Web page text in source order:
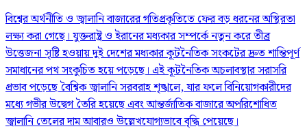
বিশ্বের অর্থনীতি ও জ্বালানি বাজারের গতিপ্রকৃতিতে ফের বড় ধরনের অস্থিরতা
লক্ষ্য করা গেছে। যুক্তরাষ্ট্র ও ইরানের মধ্যকার সম্পর্কে নতুন করে তীব্র
উত্তেজনা সৃষ্টি হওয়ায় দুই দেশের মধ্যকার কূটনৈতিক সংকটের দ্রুত শান্তিপূর্ণ
সমাধানের পথ সংকুচিত হয়ে পড়েছে। এই কূটনৈতিক অচলাবস্থার সরাসরি
প্রভাব পড়েছে বৈশ্বিক জ্বালানি সরবরাহ শৃঙ্খলে, যার ফলে বিনিয়োগকারীদের
মধ্যে গভীর উদ্বেগ তৈরি হয়েছে এবং আন্তর্জাতিক বাজারে অপরিশোধিত
জ্বালানি তেলের দাম আবারও উল্লেখযোগ্যভাবে বৃদ্ধি পেয়েছে।